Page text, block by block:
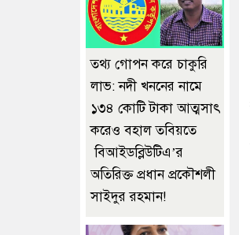
তথ্য গোপন করে চাকুরি
লাভ: নদী খননের নামে
১৩৪ কোটি টাকা আত্মসাৎ
করেও বহাল তবিয়তে
বিআইডব্লিউটিএ’র
অতিরিক্ত প্রধান প্রকৌশলী
সাইদুর রহমান!